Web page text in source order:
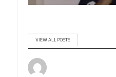
VIEW ALL POSTS